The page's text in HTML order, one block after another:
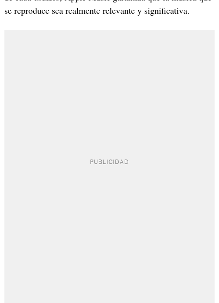
se reproduce sea realmente relevante y significativa.